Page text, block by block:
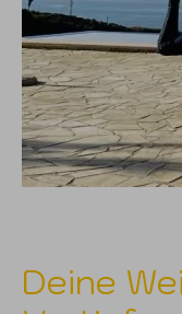
Deine